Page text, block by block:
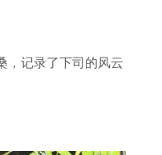
，记录了下司的风云